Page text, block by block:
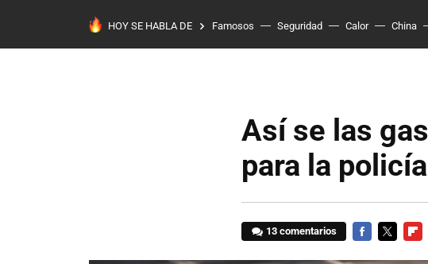
HOY SE HABLA DE Famosos Seguridad Calor China
Así se las
para la policía
13 comentarios